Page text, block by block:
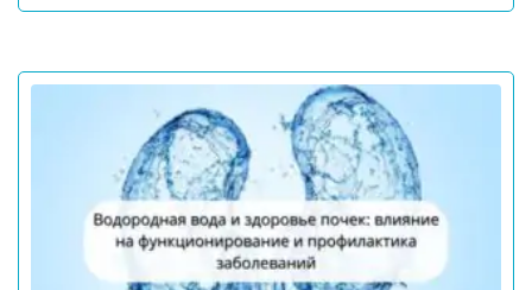
становится хроническим, именно это становится
постоянного стресса, неидеального питания и плохой
экологии вопрос мягкой